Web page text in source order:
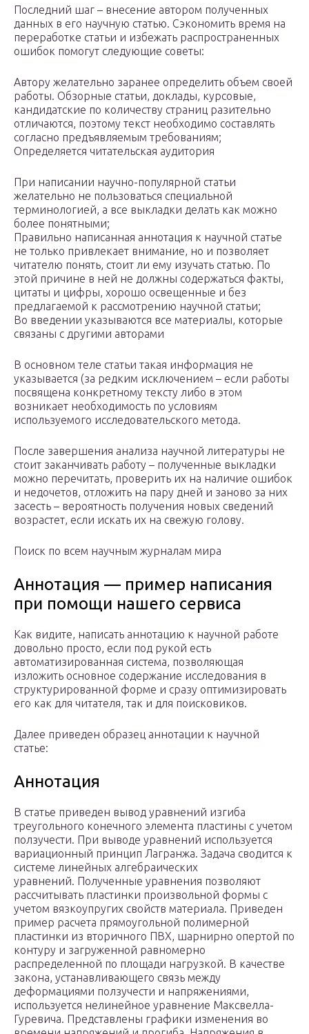
Последний шаг – внесение автором полученных
данных в его научную статью. Сэкономить время на
переработке статьи и избежать распространенных
ошибок помогут следующие советы:
Автору желательно заранее определить объем своей
работы. Обзорные статьи, доклады, курсовые,
кандидатские по количеству страниц разительно
отличаются, поэтому текст необходимо составлять
согласно предъявляемым требованиям;
Определяется читательская аудитория
При написании научно-популярной статьи
желательно не пользоваться специальной
терминологией, а все выкладки делать как можно
более понятными;
Правильно написанная аннотация к научной статье
не только привлекает внимание, но и позволяет
читателю понять, стоит ли ему изучать статью. По
этой причине в ней не должны содержаться факты,
цитаты и цифры, хорошо освещенные и без
предлагаемой к рассмотрению научной статьи;
Во введении указываются все материалы, которые
связаны с другими авторами
В основном теле статьи такая информация не
указывается (за редким исключением – если работы
посвящена конкретному тексту либо в этом
возникает необходимость по условиям
используемого исследовательского метода.
После завершения анализа научной литературы не
стоит заканчивать работу – полученные выкладки
можно перечитать, проверить их на наличие ошибок
и недочетов, отложить на пару дней и заново за них
засесть – вероятность получения новых сведений
возрастет, если искать их на свежую голову.
Поиск по всем научным журналам мира
Аннотация — пример написания
при помощи нашего сервиса
Как видите, написать аннотацию к научной работе
довольно просто, если под рукой есть
автоматизированная система, позволяющая
изложить основное содержание исследования в
структурированной форме и сразу оптимизировать
его как для читателя, так и для поисковиков.
Далее приведен образец аннотации к научной
статье:
Аннотация
В статье приведен вывод уравнений изгиба
треугольного конечного элемента пластины с учетом
ползучести. При выводе уравнений используется
вариационный принцип Лагранжа. Задача сводится к
системе линейных алгебраических
уравнений. Полученные уравнения позволяют
рассчитывать пластинки произвольной формы с
учетом вязкоупругих свойств материала. Приведен
пример расчета прямоугольной полимерной
пластинки из вторичного ПВХ, шарнирно опертой по
контуру и загруженной равномерно
распределенной по площади нагрузкой. В качестве
закона, устанавливающего связь между
деформациями ползучести и напряжениями,
используется нелинейное уравнение Максвелла-
Гуревича. Представлены графики изменения во